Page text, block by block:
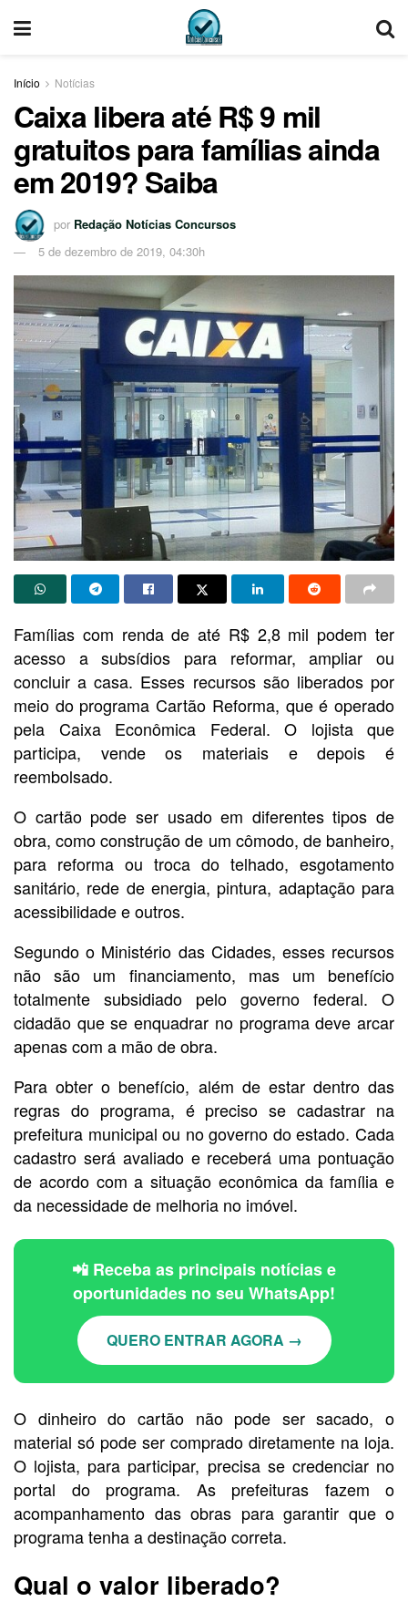
Início Notícias
Caixa libera até R$ 9 mil
gratuitos para famílias ainda
em 2019? Saiba
por Redação Notícias Concursos
5 de dezembro de 2019, 04:30h
Famílias com renda de até R$ 2,8 mil podem ter
acesso a subsídios para reformar, ampliar ou
concluir a casa. Esses recursos são liberados por
meio do programa Cartão Reforma, que é operado
pela Caixa Econômica Federal. O lojista que
participa, vende os materiais e depois é
reembolsado.
O cartão pode ser usado em diferentes tipos de
obra, como construção de um cômodo, de banheiro,
para reforma ou troca do telhado, esgotamento
sanitário, rede de energia, pintura, adaptação para
acessibilidade e outros.
Segundo o Ministério das Cidades, esses recursos
não são um financiamento, mas um benefício
totalmente subsidiado pelo governo federal. O
cidadão que se enquadrar no programa deve arcar
apenas com a mão de obra.
Para obter o benefício, além de estar dentro das
regras do programa, é preciso se cadastrar na
prefeitura municipal ou no governo do estado. Cada
cadastro será avaliado e receberá uma pontuação
de acordo com a situação econômica da família e
da necessidade de melhoria no imóvel.
📲 Receba as principais notícias e
oportunidades no seu WhatsApp!
QUERO ENTRAR AGORA →
O dinheiro do cartão não pode ser sacado, o
material só pode ser comprado diretamente na loja.
O lojista, para participar, precisa se credenciar no
portal do programa. As prefeituras fazem o
acompanhamento das obras para garantir que o
programa tenha a destinação correta.
Qual o valor liberado?